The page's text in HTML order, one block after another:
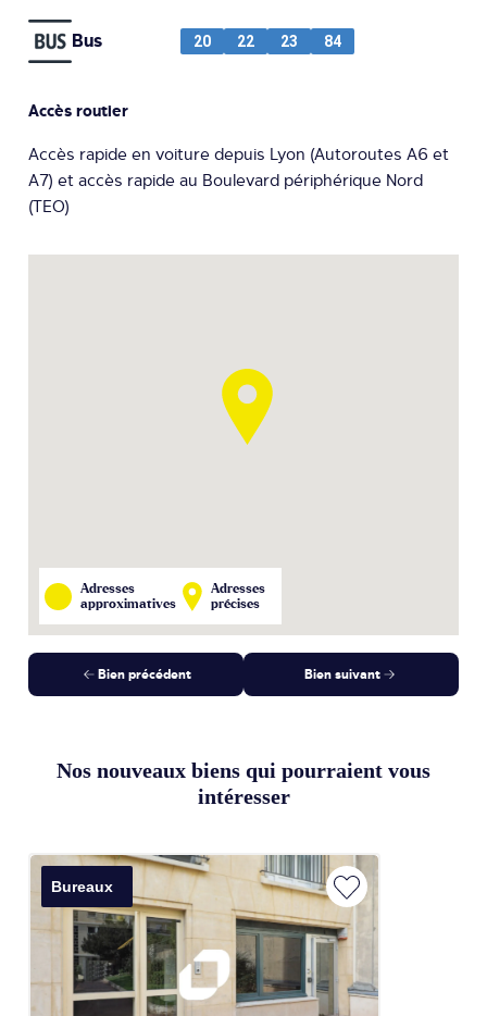
Bus 20 22 23 84
Accès routier
Accès rapide en voiture depuis Lyon (Autoroutes A6 et
A7) et accès rapide au Boulevard périphérique Nord
(TEO)
Adresses
approximatives
Adresses
précises
Bien précédent Bien suivant
Nos nouveaux biens qui pourraient vous
intéresser
Bureaux